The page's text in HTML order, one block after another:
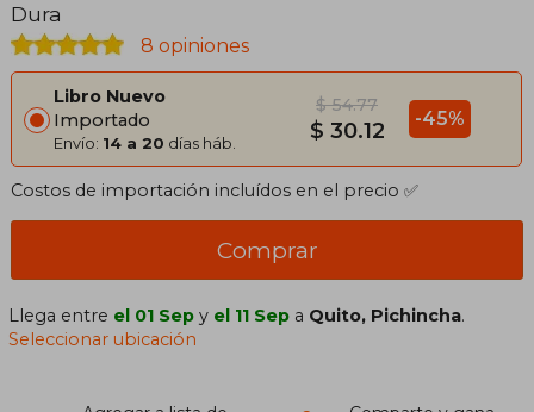
Dura
8 opiniones
Libro Nuevo
Importado
Envío: 14 a 20 días háb.
$ 54.77
$ 30.12 -45%
Costos de importación incluídos en el precio ✅
Comprar
Llega entre el 01 Sep y el 11 Sep a Quito, Pichincha.
Seleccionar ubicación